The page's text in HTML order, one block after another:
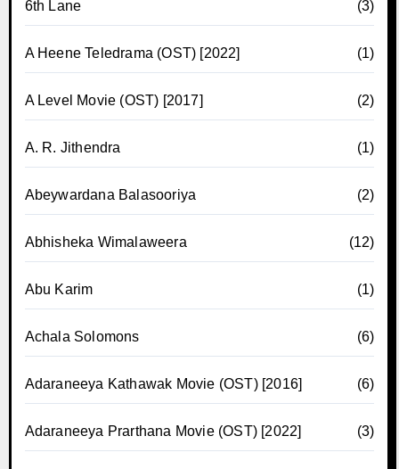
6th Lane (3)
A Heene Teledrama (OST) [2022] (1)
A Level Movie (OST) [2017] (2)
A. R. Jithendra (1)
Abeywardana Balasooriya (2)
Abhisheka Wimalaweera (12)
Abu Karim (1)
Achala Solomons (6)
Adaraneeya Kathawak Movie (OST) [2016] (6)
Adaraneeya Prarthana Movie (OST) [2022] (3)